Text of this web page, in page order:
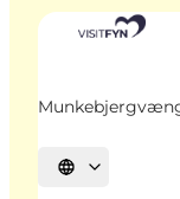
Sprache